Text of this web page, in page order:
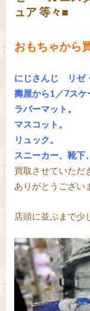
ュア 等々■
おもちゃから
にじさんじ リゼ
壽屋から1／7スケ
ラバーマット。
マスコット。
リュック。
スニーカー、靴下
買取させていただ
ありがとうござい
店頭に並ぶまで少